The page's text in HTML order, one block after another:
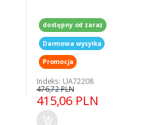
dostępny od zaraz
Darmowa wysyłka
Promocja
Indeks: UA72208
415,06 PLN
476,72 PLN